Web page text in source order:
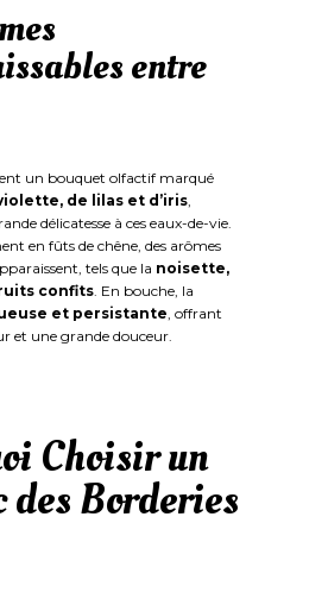
entre
un bouquet olfactif marqué
de lilas et d’iris
délicatesse à ces eaux-de-vie.
en fûts de chêne, des arômes
tels que la noisette,
confits . En bouche, la
et persistante , offrant
et une grande douceur.
Choisir un
des Borderies